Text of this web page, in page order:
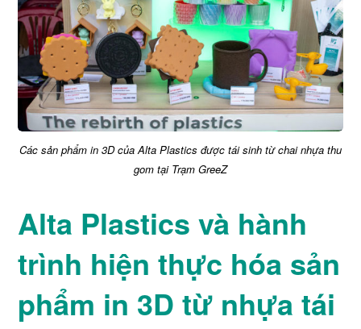
Các sản phẩm in 3D của Alta Plastics được tái sinh từ chai nhựa thu
gom tại Trạm GreeZ
Alta Plastics và hành
trình hiện thực hóa sản
phẩm in 3D từ nhựa tái